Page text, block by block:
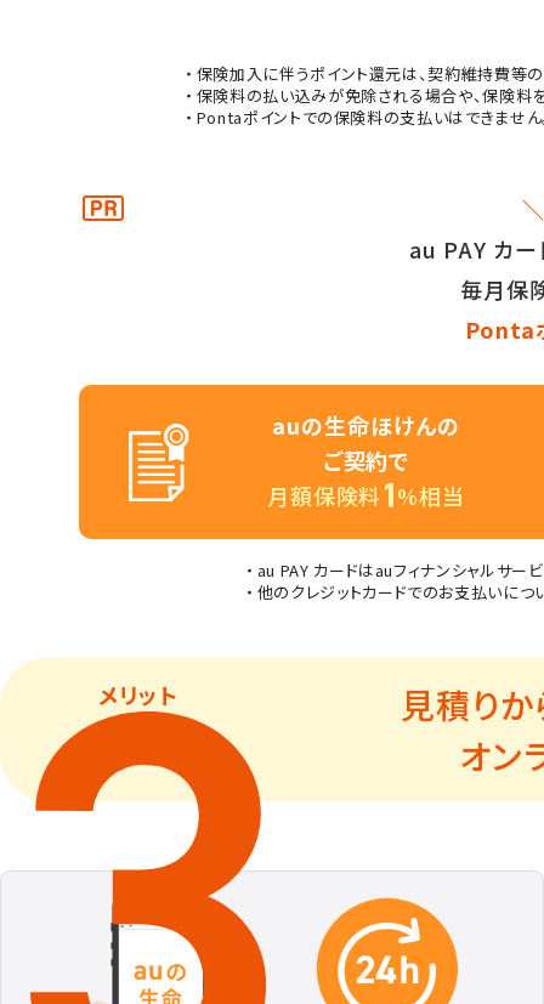
保険加入に伴うポイント還元は、契約維持費等
保険料の払い込みが免除される場合や、保険料
Pontaポイントでの保険料の支払いはできません
au PAY カー
毎月保
Ponta
auの生命ほけんの
ご契約で
月額保険料
%相当
au PAY カードはauフィナンシャルサー
他のクレジットカードでのお支払いにつ
メリット
見積り
オン